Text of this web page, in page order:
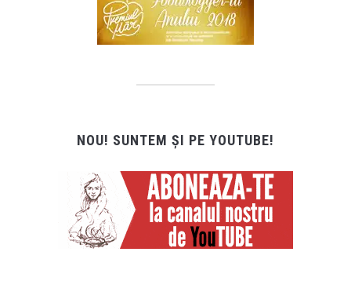
NOU! SUNTEM ȘI PE YOUTUBE!